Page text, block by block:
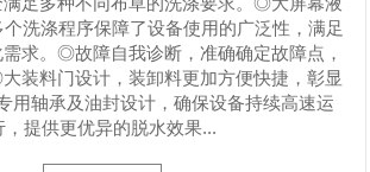
洗涤程序保障了设备使用的广泛性，满足
求。◎故障自我诊断，准确确定故障点，
装料门设计，装卸料更加方便快捷，彰显
用轴承及油封设计，确保设备持续高速运
，提供更优异的脱水效果...